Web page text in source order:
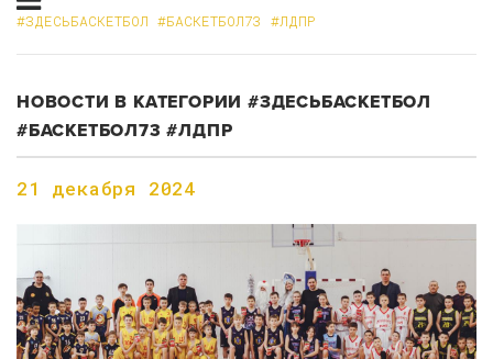
#ЗДЕСЬБАСКЕТБОЛ #БАСКЕТБОЛ73 #ЛДПР
НОВОСТИ В КАТЕГОРИИ #ЗДЕСЬБАСКЕТБОЛ
#БАСКЕТБОЛ73 #ЛДПР
21 декабря 2024